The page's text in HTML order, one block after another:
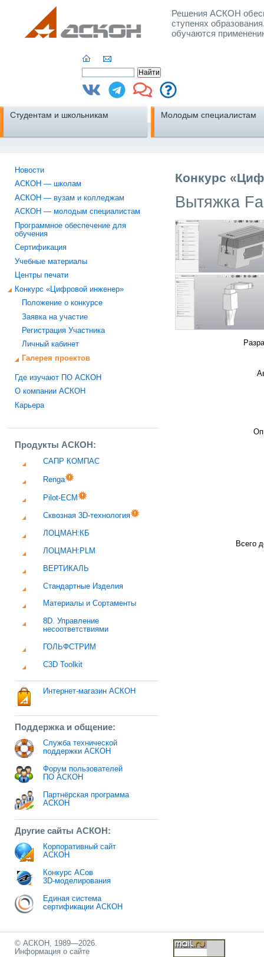
Решения АСКОН
ступенях
обучаются
Студентам и школьникам Молодым специалистам
Новости
АСКОН — школам
АСКОН — вузам и колледжам
АСКОН — молодым специалистам
Программное обеспечение для
обучения
Сертификация
Учебные материалы
Центры печати
Конкурс «Цифровой инженер»
Положение о конкурсе
Заявка на участие
Регистрация Участника
Личный кабинет
Галерея проектов
Где изучают ПО АСКОН
О компании АСКОН
Карьера
Продукты АСКОН:
САПР КОМПАС
Renga
Pilot-ECM
Сквозная 3D-технология
ЛОЦМАН:КБ
ЛОЦМАН:PLM
ВЕРТИКАЛЬ
Стандартные Изделия
Материалы и Сортаменты
8D. Управление
несоответствиями
ГОЛЬФСТРИМ
C3D Toolkit
Интернет-магазин АСКОН
Поддержка и общение:
Служба технической
поддержки АСКОН
Форум пользователей
ПО АСКОН
Партнёрская программа
АСКОН
Другие сайты АСКОН:
Корпоративный сайт
АСКОН
Конкурс АСов
3D-моделирования
Единая система
сертификации АСКОН
Конкурс
Вытяжка
Всего
© АСКОН, 1989—2026.
Информация о сайте